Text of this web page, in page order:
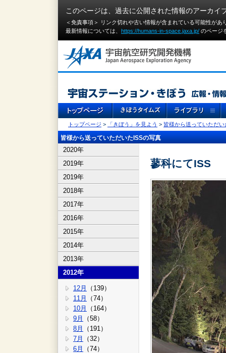
このページは、過去に公開された情報のアーカイ
＜免責事項＞ リンク切れや古い情報が含まれている可能性が
最新情報については、 https://humans-in-space.jaxa.jp/ のページ
トップページ > 「きぼう」を見よう > 皆様から送っていただい
皆様から送っていただいたISSの写真
2020年
2019年
2019年
2018年
2017年
2016年
2015年
2014年
2013年
2012年
12月
（139）
11月
（74）
10月
（164）
9月
（58）
8月
（191）
7月
（32）
6月
（74）
蓼科にてISS